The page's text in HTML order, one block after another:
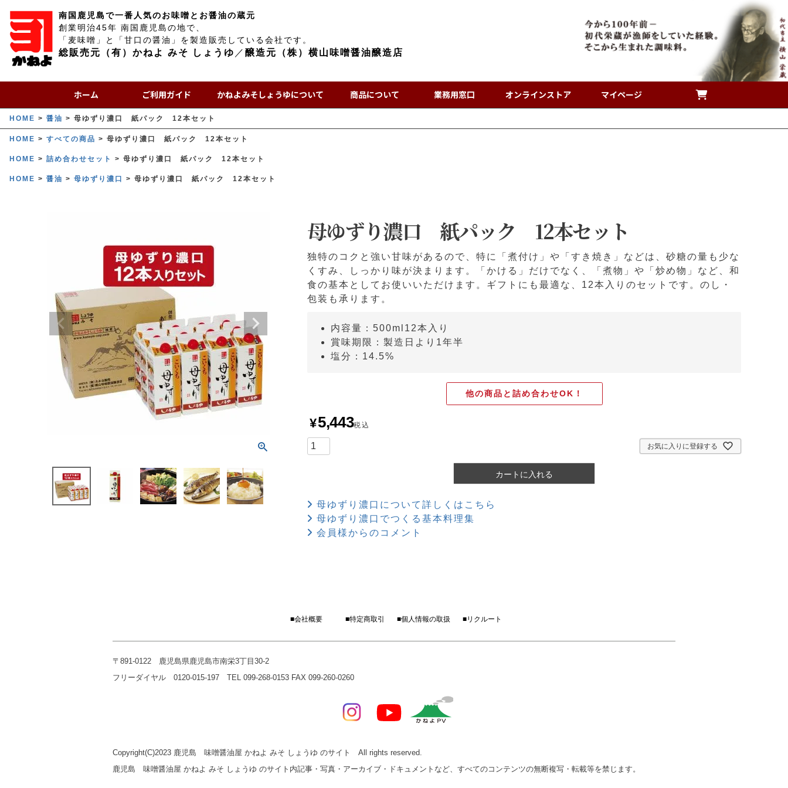
南国鹿児島で一番人気のお味噌とお醤油の蔵元
創業明治45年 南国鹿児島の地で、
「麦味噌」と「甘口の醤油」を製造販売している会社です。
総販売元（有）かねよ みそ しょうゆ ／ 醸造元（株）横山味噌醤油醸造店
ホーム ご利用ガイド かねよみそしょうゆについて 商品について 業務用窓口 オンラインストア マイページ
HOME 醤油 母ゆずり濃口 紙パック 12本セット
HOME すべての商品 母ゆずり濃口 紙パック 12本セット
HOME 詰め合わせセット 母ゆずり濃口 紙パック 12本セット
HOME 醤油 母ゆずり濃口 母ゆずり濃口 紙パック 12本セット
母ゆずり濃口 紙パック 12本セット
独特のコクと強い甘味があるので、特に「煮付け」や「すき焼き」などは、砂糖の量も少な
くすみ、しっかり味が決まります。「かける」だけでなく、「煮物」や「炒め物」など、和
食の基本としてお使いいただけます。ギフトにも最適な、12本入りのセットです。のし・
包装も承ります。
内容量：500ml12本入り
賞味期限：製造日より1年半
塩分：14.5%
他の商品と詰め合わせOK！
¥5,443税込
お気に入りに登録する
カートに入れる
母ゆずり濃口について詳しくはこちら
母ゆずり濃口でつくる基本料理集
会員様からのコメント
■会社概要 ■特定商取引 ■個人情報の取扱 ■リクルート
〒891-0122 鹿児島県鹿児島市南栄3丁目30-2
フリーダイヤル 0120-015-197 TEL 099-268-0153 FAX 099-260-0260
Copyright(C)2023 鹿児島 味噌醤油屋 かねよ みそ しょうゆ のサイト All rights reserved.
鹿児島 味噌醤油屋 かねよ みそ しょうゆ のサイト内記事・写真・アーカイブ・ドキュメントなど、すべてのコンテンツの無断複写・転載等を禁じます。